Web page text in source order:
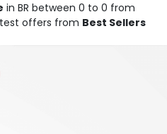
in BR between 0 to 0 from
offers from Best Sellers